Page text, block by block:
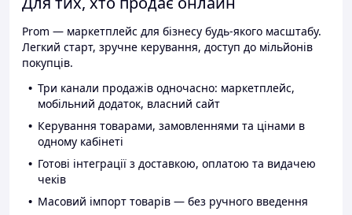
Prom — маркетплейс для бізнесу будь-якого масштабу.
Легкий старт, зручне керування, доступ до мільйонів
покупців.
Три канали продажів одночасно: маркетплейс,
мобільний додаток, власний сайт
Керування товарами, замовленнями та цінами в
одному кабінеті
Готові інтеграції з доставкою, оплатою та видачею
чеків
Масовий імпорт товарів — без ручного введення